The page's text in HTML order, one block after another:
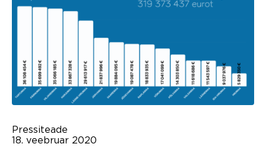
Pressiteade
18. veebruar 2020